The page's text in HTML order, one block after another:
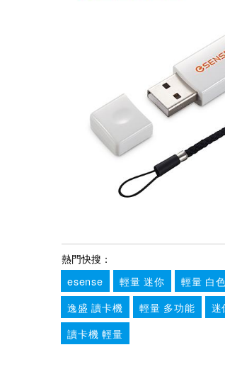
熱門快搜：
esense
輕量 迷你 輕量 白色
逸盛 讀卡機
輕量 多功能 迷
讀卡機 輕量